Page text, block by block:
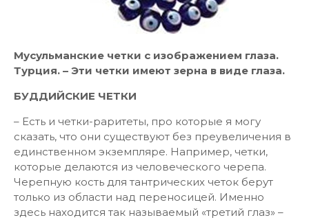
Мусульманские четки с изображением глаза.
Турция. – Эти четки имеют зерна в виде глаза.
БУДДИЙСКИЕ ЧЕТКИ
– Есть и четки-раритеты, про которые я могу
сказать, что они существуют без преувеличения в
единственном экземпляре. Например, четки,
которые делаются из человеческого черепа.
Черепную кость для тантрических четок берут
только из области над переносицей. Именно
здесь находится так называемый «третий глаз» –